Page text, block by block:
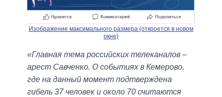
Изображение максимального размера (откроется в новом
окне)
«Главная тема российских телеканалов –
арест Савченко. О событиях в Кемерово,
где на данный момент подтверждена
гибель 37 человек и около 70 считаются